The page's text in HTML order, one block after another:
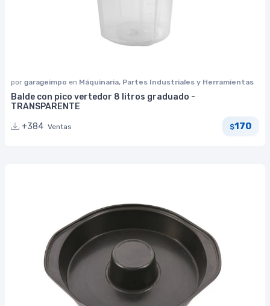
por garageimpo en Máquinaria, Partes Industriales y Herramientas
Balde con pico vertedor 8 litros graduado -
TRANSPARENTE
+384 Ventas $170